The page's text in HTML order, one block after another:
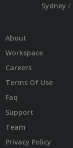
Sydney /
About
Workspace
Careers
Terms Of Use
Faq
Support
Team
Privacy Policy